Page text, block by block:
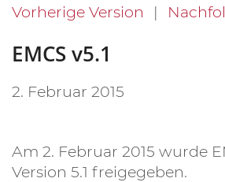
Vorherige Version
EMCS v5.1
2. Februar 2015
Am 2. Februar 2015 wurde
Version 5.1 freigegeben.